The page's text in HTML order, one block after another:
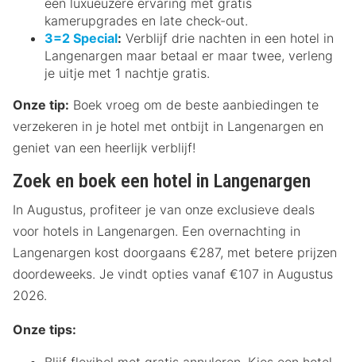
kamerupgrades en late check-out.
3=2 Special: Verblijf drie nachten in een hotel in
Langenargen maar betaal er maar twee, verleng
je uitje met 1 nachtje gratis.
Onze tip: Boek vroeg om de beste aanbiedingen te
verzekeren in je hotel met ontbijt in Langenargen en
geniet van een heerlijk verblijf!
Zoek en boek een hotel in Langenargen
In Augustus, profiteer je van onze exclusieve deals
voor hotels in Langenargen. Een overnachting in
Langenargen kost doorgaans €287, met betere prijzen
doordeweeks. Je vindt opties vanaf €107 in Augustus
2026.
Onze tips: